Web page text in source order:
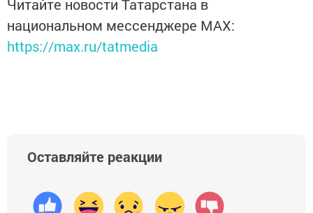
Читайте новости Татарстана в
национальном мессенджере MАХ:
https://max.ru/tatmedia
Оставляйте реакции